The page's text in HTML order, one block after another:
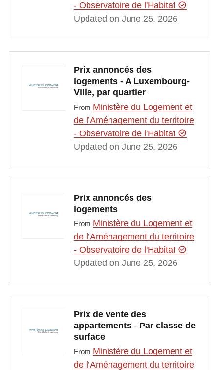
- Observatoire de l'Habitat
Updated on June 25, 2026
Prix annoncés des
logements - A Luxembourg-
Ville, par quartier
From Ministère du Logement et
de l’Aménagement du territoire
- Observatoire de l'Habitat
Updated on June 25, 2026
Prix annoncés des
logements
From Ministère du Logement et
de l’Aménagement du territoire
- Observatoire de l'Habitat
Updated on June 25, 2026
Prix de vente des
appartements - Par classe de
surface
From Ministère du Logement et
de l’Aménagement du territoire